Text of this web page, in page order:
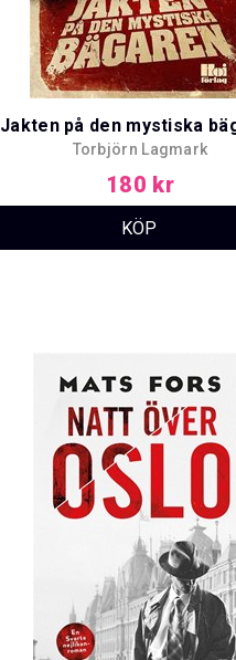
Jakten på den mystiska
Torbjörn Lagmark
180 kr